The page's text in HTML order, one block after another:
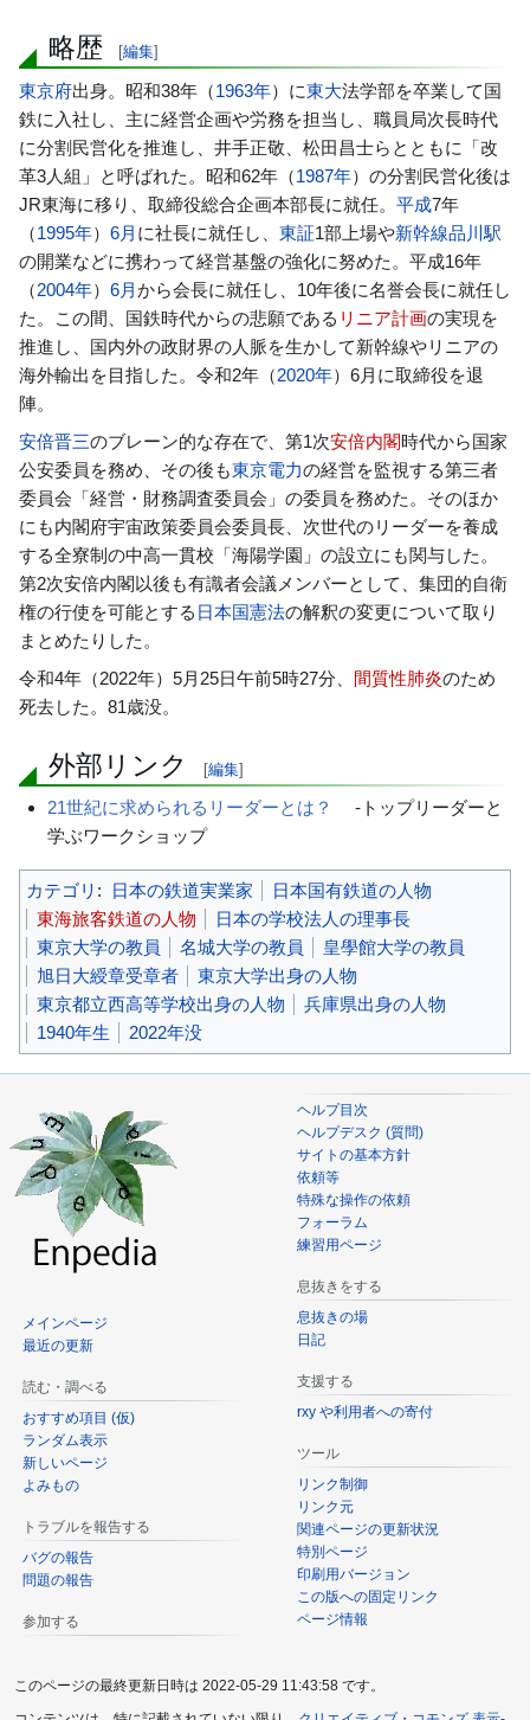
略歴 [編集]
東京府出身。昭和38年（1963年）に東大法学部を卒業して国
鉄に入社し、主に経営企画や労務を担当し、職員局次長時代
に分割民営化を推進し、井手正敬、松田昌士らとともに「改
革3人組」と呼ばれた。昭和62年（1987年）の分割民営化後は
JR東海に移り、取締役総合企画本部長に就任。 平成7年
（1995年） 6月 に社長に就任し、 東証1部上場や新幹線品川駅
の開業などに携わって経営基盤の強化に努めた。平成16年
（2004年） 6月から会長に就任し、10年後に名誉会長に就任し
た。この間、国鉄時代からの悲願である リニア計画の実現を
推進し、国内外の政財界の人脈を生かして新幹線やリニアの
海外輸出を目指した。令和2年（2020年）6月に取締役を退
陣。
安倍晋三のブレーン的な存在で、第1次安倍内閣時代から国家
公安委員を務め、その後も東京電力の経営を監視する第三者
委員会「経営・財務調査委員会」の委員を務めた。そのほか
にも内閣府宇宙政策委員会委員長、次世代のリーダーを養成
する全寮制の中高一貫校「海陽学園」の設立にも関与した。
第2次安倍内閣以後も有識者会議メンバーとして、集団的自衛
権の行使を可能とする 日本国憲法の解釈の変更について取り
まとめたりした。
令和4年（2022年）5月25日午前5時27分、 間質性肺炎のため
死去した。81歳没。
外部リンク [編集]
21世紀に求められるリーダーとは？
-トップリーダーと
学ぶワークショップ
カテゴリ : 日本の鉄道実業家
日本国有鉄道の人物
東海旅客鉄道の人物
日本の学校法人の理事長
東京大学の教員
名城大学の教員
皇學館大学の教員
旭日大綬章受章者
東京大学出身の人物
東京都立西高等学校出身の人物
兵庫県出身の人物
1940年生
2022年没
メインページ
最近の更新
読む・調べる
おすすめ項目 (仮)
ランダム表示
新しいページ
よみもの
トラブルを報告する
バグの報告
問題の報告
参加する
ヘルプ目次
ヘルプデスク (質問)
サイトの基本方針
依頼等
特殊な操作の依頼
フォーラム
練習用ページ
息抜きをする
息抜きの場
日記
支援する
rxy や利用者への寄付
ツール
リンク制御
リンク元
関連ページの更新状況
特別ページ
印刷用バージョン
この版への固定リンク
ページ情報
このページの最終更新日時は 2022-05-29 11:43:58 です。